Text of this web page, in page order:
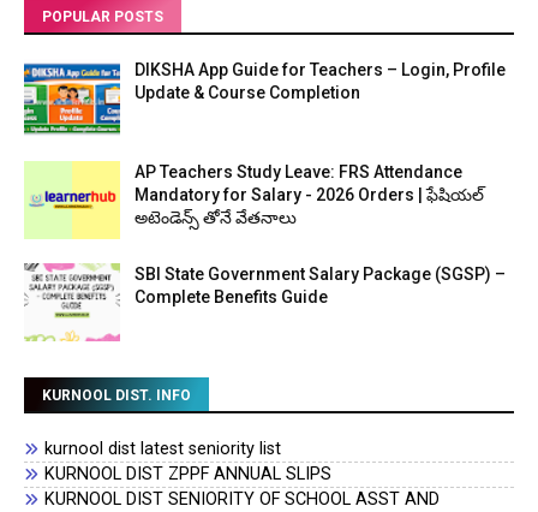
POPULAR POSTS
DIKSHA App Guide for Teachers – Login, Profile
Update & Course Completion
AP Teachers Study Leave: FRS Attendance
Mandatory for Salary - 2026 Orders | ఫేషియల్
అటెండెన్స్ తోనే వేతనాలు
SBI State Government Salary Package (SGSP) –
Complete Benefits Guide
KURNOOL DIST. INFO
kurnool dist latest seniority list
KURNOOL DIST ZPPF ANNUAL SLIPS
KURNOOL DIST SENIORITY OF SCHOOL ASST AND